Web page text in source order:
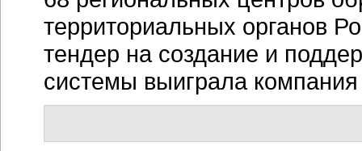
территориальных органов
тендер на создание и
системы выиграла